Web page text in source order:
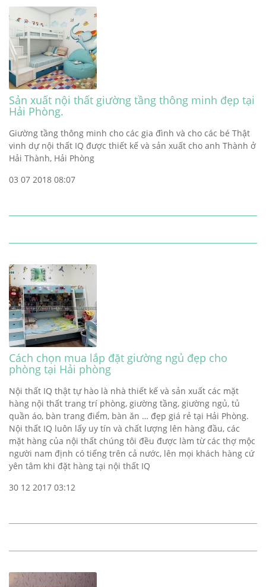
Sản xuất nội thất giường tầng thông minh đẹp tại
Hải Phòng.
Giường tầng thông minh cho các gia đình và cho các bé Thật
vinh dự nội thất IQ được thiết kế và sản xuất cho anh Thành ở
Hải Thành, Hải Phòng
03 07 2018 08:07
Cách chọn mua lắp đặt giường ngủ đẹp cho
phòng tại Hải phòng
Nội thất IQ thật tự hào là nhà thiết kế và sản xuất các mặt
hàng nội thất trang trí phòng, giường tầng, giường ngủ, tủ
quần áo, bàn trang điểm, bàn ăn … đẹp giá rẻ tại Hải Phòng.
Nội thất IQ luôn lấy uy tín và chất lượng lên hàng đầu, các
mặt hàng của nội thất chúng tôi đều được làm từ các thợ mộc
người nam định có tiếng trên cả nước, lên mọi khách hàng cứ
yên tâm khi đặt hàng tại nội thất IQ
30 12 2017 03:12